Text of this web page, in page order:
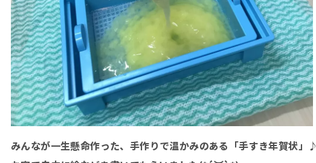
みんなが一生懸命作った、手作りで温かみのある「手すき年賀状」♪